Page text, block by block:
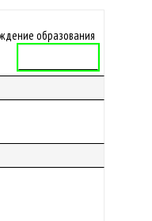
образования